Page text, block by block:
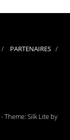
PARTENAIRES
-Theme: Silk Lite by